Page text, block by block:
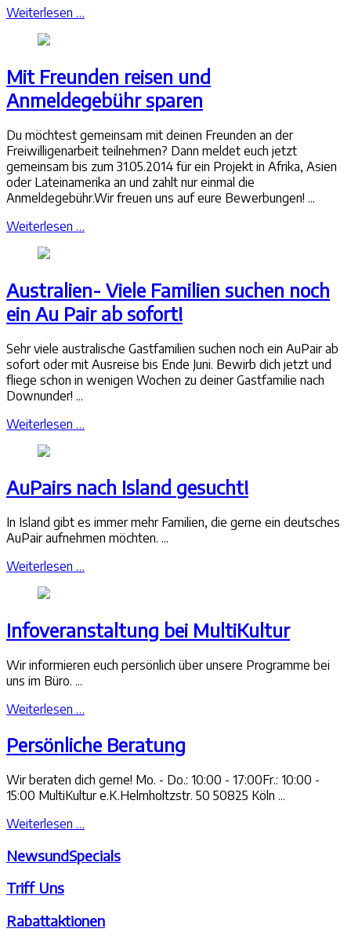
Weiterlesen …
Mit Freunden reisen und
Anmeldegebühr sparen
Du möchtest gemeinsam mit deinen Freunden an der
Freiwilligenarbeit teilnehmen? Dann meldet euch jetzt
gemeinsam bis zum 31.05.2014 für ein Projekt in Afrika, Asien
oder Lateinamerika an und zahlt nur einmal die
Anmeldegebühr.Wir freuen uns auf eure Bewerbungen! ...
Weiterlesen …
Australien- Viele Familien suchen noch
ein Au Pair ab sofort!
Sehr viele australische Gastfamilien suchen noch ein AuPair ab
sofort oder mit Ausreise bis Ende Juni. Bewirb dich jetzt und
fliege schon in wenigen Wochen zu deiner Gastfamilie nach
Downunder! ...
Weiterlesen …
AuPairs nach Island gesucht!
In Island gibt es immer mehr Familien, die gerne ein deutsches
AuPair aufnehmen möchten. ...
Weiterlesen …
Infoveranstaltung bei MultiKultur
Wir informieren euch persönlich über unsere Programme bei
uns im Büro. ...
Weiterlesen …
Persönliche Beratung
Wir beraten dich gerne! Mo. - Do.: 10:00 - 17:00Fr.: 10:00 -
15:00 MultiKultur e.K.Helmholtzstr. 50 50825 Köln ...
Weiterlesen …
NewsundSpecials
Triff Uns
Rabattaktionen